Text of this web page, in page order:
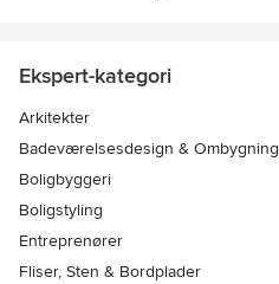
Ekspert-kategori
Arkitekter
Badeværelsesdesign & Ombygning
Boligbyggeri
Boligstyling
Entreprenører
Fliser, Sten & Bordplader